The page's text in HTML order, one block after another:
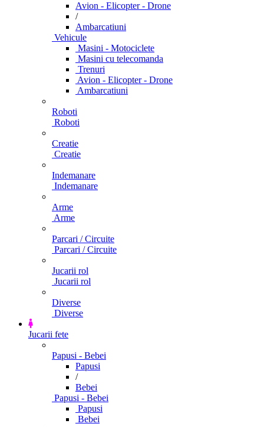
Avion - Elicopter - Drone
/
Ambarcatiuni
Vehicule
Masini - Motociclete
Masini cu telecomanda
Trenuri
Avion - Elicopter - Drone
Ambarcatiuni
Roboti
Roboti
Creatie
Creatie
Indemanare
Indemanare
Arme
Arme
Parcari / Circuite
Parcari / Circuite
Jucarii rol
Jucarii rol
Diverse
Diverse
Jucarii fete
Papusi - Bebei
Papusi
/
Bebei
Papusi - Bebei
Papusi
Bebei